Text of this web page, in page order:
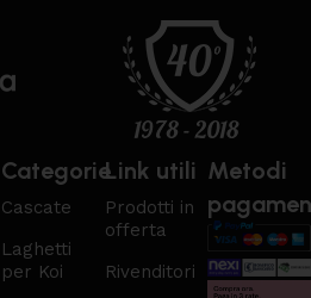
Categorie
Cascate
Laghetti
per Koi
Link utili
Prodotti in
offerta
Rivenditori
Metodi